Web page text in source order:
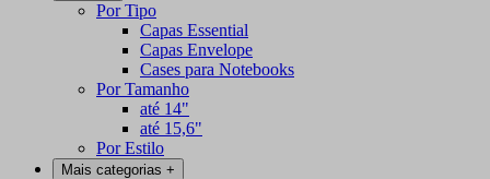
Por Tipo
Capas Essential
Capas Envelope
Cases para Notebooks
Por Tamanho
até 14"
até 15,6"
Por Estilo
Mais categorias +